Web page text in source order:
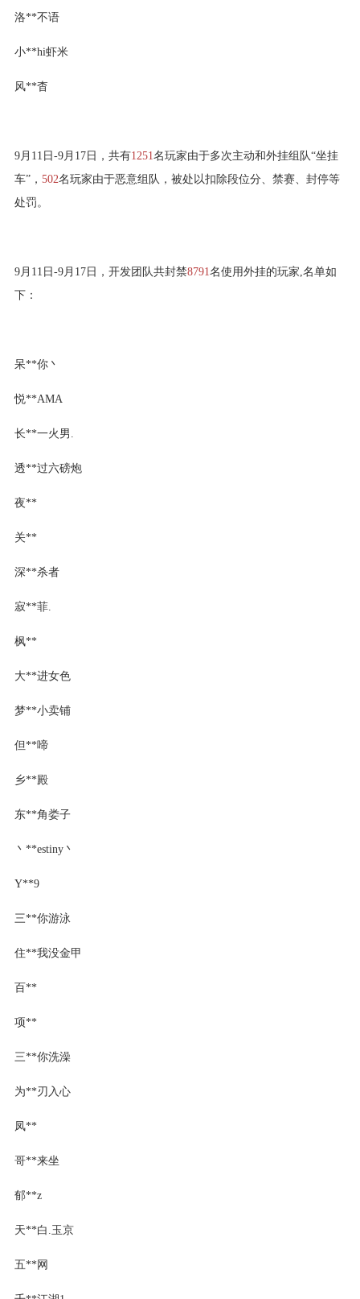
洛**不语
小**hi虾米
风**杳
9月11日-9月17日，共有1251名玩家由于多次主动和外挂组队“坐挂
车”， 502名玩家由于恶意组队，被处以扣除段位分、禁赛、封停等
处罚。
9月11日-9月17日，开发团队共封禁8791名使用外挂的玩家,名单如
下：
呆**你丶
悦**AMA
长**一火男.
透**过六磅炮
夜**
关**
深**杀者
寂**菲.
枫**
大**进女色
梦**小卖铺
但**啼
乡**殿
东**角娄子
丶**estiny丶
Y**9
三**你游泳
住**我没金甲
百**
项**
三**你洗澡
为**刃入心
凤**
哥**来坐
郁**z
天**白.玉京
五**网